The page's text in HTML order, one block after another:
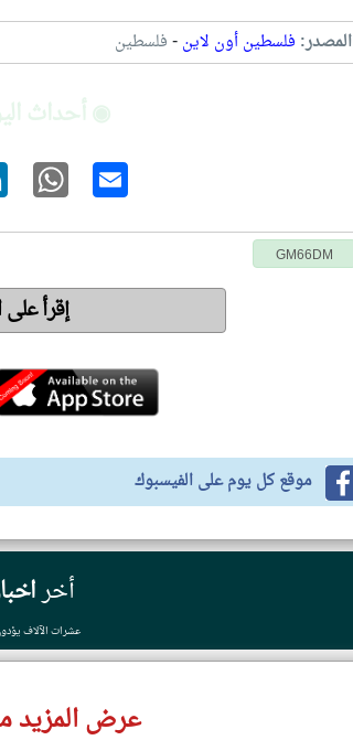
المصدر: فلسطين أون لاين-فلسطين
◉ أحداث
GM66DM
إقرأ
موقع كل يوم على الفيسبوك
أخر
عشرات الآلاف
عرض المزيد